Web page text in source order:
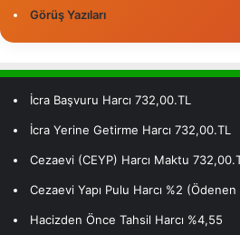
Görüş Yazıları
İcra Başvuru Harcı 732,00.TL
İcra Yerine Getirme Harcı 732,00.TL
Cezaevi (CEYP) Harcı Maktu
Cezaevi Yapı Pulu Harcı %2
Hacizden Önce Tahsil Harcı %4,55